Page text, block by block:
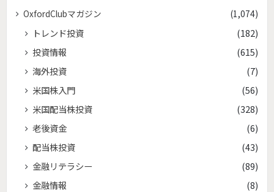
OxfordClubマガジン (1,074)
トレンド投資
(182)
投資情報
(615)
海外投資
(7)
米国株入門
(56)
米国配当株投資
(328)
老後資金
(6)
配当株投資
(43)
金融リテラシー
(89)
金融情報
(8)